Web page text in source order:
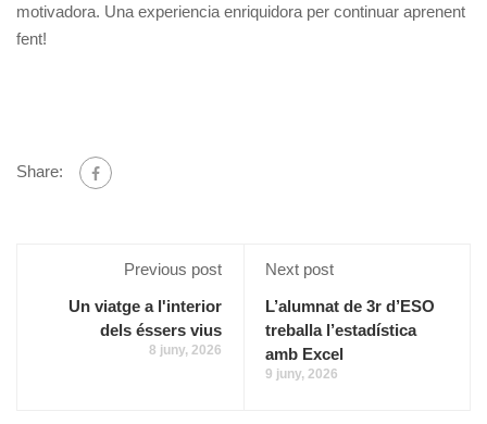
motivadora. Una experiencia enriquidora per continuar aprenent
fent!
Share:
Previous post
Un viatge a l'interior
dels éssers vius
8 juny, 2026
Next post
L’alumnat de 3r d’ESO
treballa l’estadística
amb Excel
9 juny, 2026